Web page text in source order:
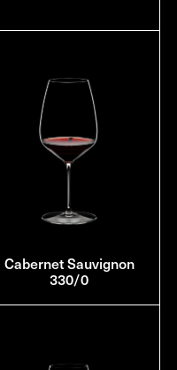
Cabernet Sauvignon
330/0